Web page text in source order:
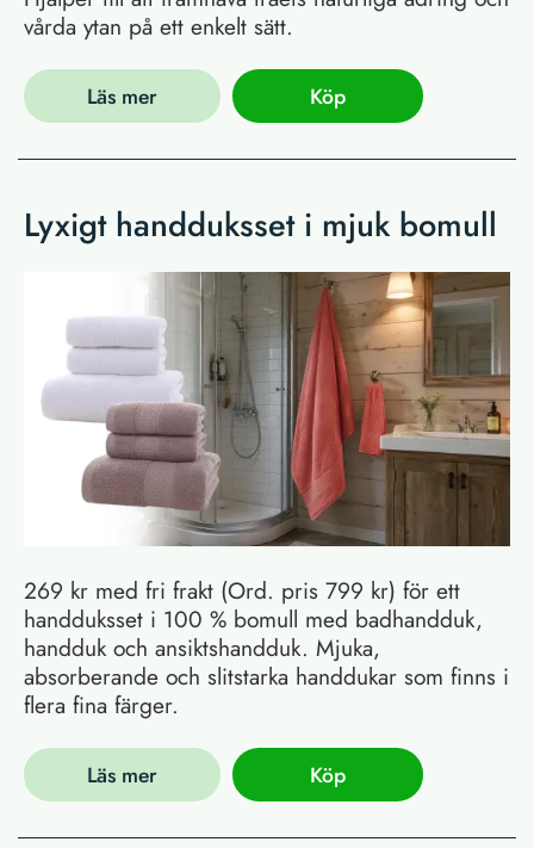
vårda ytan på ett enkelt sätt.
Läs mer Köp
Lyxigt handduksset i mjuk bomull
269 kr med fri frakt (Ord. pris 799 kr) för ett
handduksset i 100 % bomull med badhandduk,
handduk och ansiktshandduk. Mjuka,
absorberande och slitstarka handdukar som finns i
flera fina färger.
Läs mer Köp